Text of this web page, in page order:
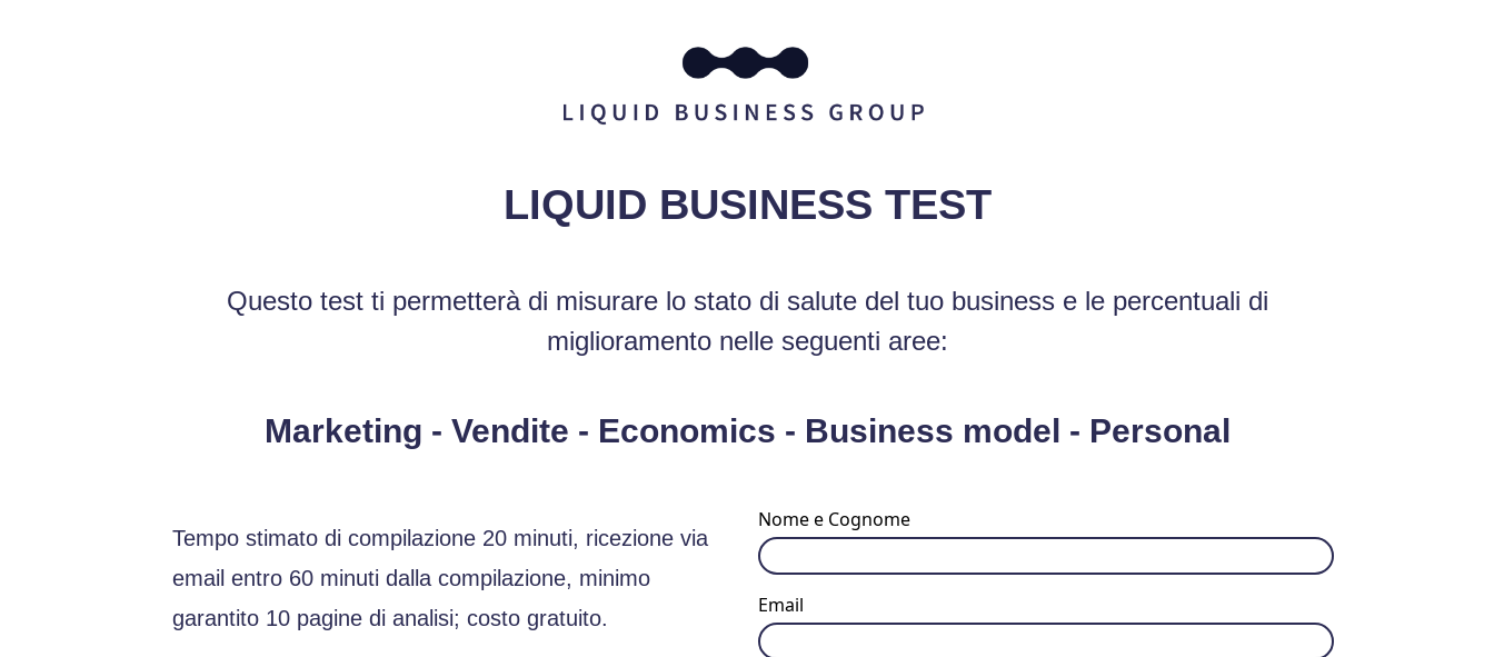
LIQUID BUSINESS TEST
Questo test ti permetterà di misurare lo stato di salute del tuo business e le percentuali di
miglioramento nelle seguenti aree:
Marketing - Vendite - Economics - Business model - Personal
Tempo stimato di compilazione 20 minuti, ricezione via
email entro 60 minuti dalla compilazione, minimo
garantito 10 pagine di analisi; costo gratuito.
Nome e Cognome
Email